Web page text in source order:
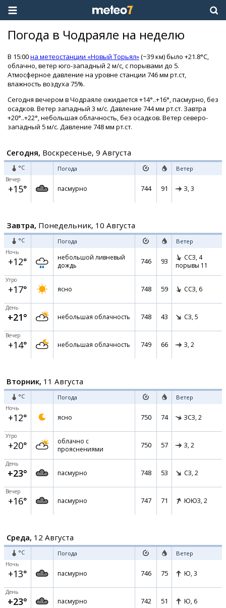
Погода в Чодраяле на неделю
В 15:00на метеостанции «Новый Торьял»(~39 км) было +21.8°C,
облачно, ветер юго-западный 2 м/с, с порывами до 5.
Атмосферное давление на уровне станции 746 мм рт.ст,
влажность воздуха 75%.
Сегодня вечером в Чодраяле ожидается +14°..+16°, пасмурно, без
осадков. Ветер западный 3 м/с. Давление 744 мм рт.ст. Завтра
+20°..+22°, небольшая облачность, без осадков. Ветер северо-
западный 5 м/с. Давление 748 мм рт.ст.
Сегодня, Воскресенье, 9 Августа
°C Погода Ветер
Вечер
+15° пасмурно 744 91 З, 3
Завтра, Понедельник, 10 Августа
°C Погода Ветер
Ночь
+12°
небольшой ливневый
дождь
746 93 ССЗ, 4
порывы 11
Утро
+17° ясно 748 59 ССЗ, 6
День
+21° небольшая облачность 748 43 СЗ, 5
Вечер
+14° небольшая облачность 749 66 З, 2
Вторник, 11 Августа
°C Погода Ветер
Ночь
+12° ясно 750 74 ЗСЗ, 2
Утро
+20°
облачно с
прояснениями
750 57 З, 2
День
+23° пасмурно 748 53 СЗ, 2
Вечер
+16° пасмурно 747 71 ЮЮЗ, 2
Среда, 12 Августа
°C Погода Ветер
Ночь
+13° пасмурно 746 75 Ю, 3
День
+23° пасмурно 742 51 Ю, 6